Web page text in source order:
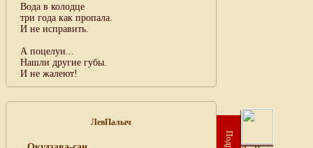
Вода в колодце
три года как пропала.
И не исправить.
А поцелуи...
Нашли другие губы.
И не жалеют!
ЛевПалыч